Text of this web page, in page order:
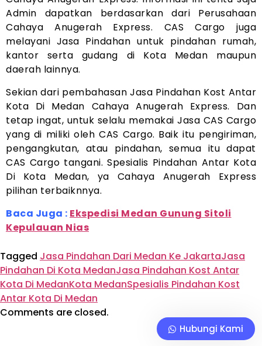
Admin dapatkan berdasarkan dari Perusahaan
Cahaya Anugerah Express. CAS Cargo juga
melayani Jasa Pindahan untuk pindahan rumah,
kantor serta gudang di Kota Medan maupun
daerah lainnya.
Sekian dari pembahasan Jasa Pindahan Kost Antar
Kota Di Medan Cahaya Anugerah Express. Dan
tetap ingat, untuk selalu memakai Jasa CAS Cargo
yang di miliki oleh CAS Cargo. Baik itu pengiriman,
pengangkutan, atau pindahan, semua itu dapat
CAS Cargo tangani. Spesialis Pindahan Antar Kota
Di Kota Medan, ya Cahaya Anugerah Express
pilihan terbaiknnya.
Baca Juga : Ekspedisi Medan Gunung Sitoli
Kepulauan Nias
Tagged Jasa Pindahan Dari Medan Ke JakartaJasa
Pindahan Di Kota MedanJasa Pindahan Kost Antar
Kota Di MedanKota MedanSpesialis Pindahan Kost
Antar Kota Di Medan
Comments are closed.
Hubungi Kami